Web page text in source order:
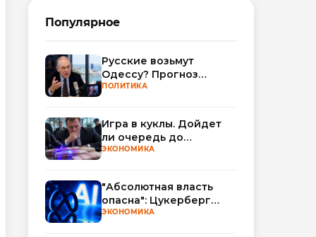
Популярное
Русские возьмут
Одессу? Прогноз
Миршаймера
ПОЛИТИКА
Игра в куклы. Дойдет
ли очередь до
Миллера?
ЭКОНОМИКА
"Абсолютная власть
опасна": Цукерберг
резко критикует OpenAI
ЭКОНОМИКА